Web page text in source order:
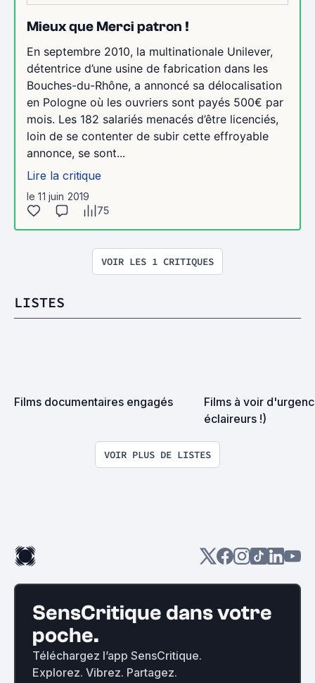
Mieux que Merci patron !
En septembre 2010, la multinationale Unilever,
détentrice d’une usine de fabrication dans les
Bouches-du-Rhône, a annoncé sa délocalisation
en Pologne où les ouvriers sont payés 500€ par
mois. Les 182 salariés menacés d’être licenciés,
loin de se contenter de subir cette effroyable
annonce, se sont...
Lire la critique
le 11 juin 2019
75
VOIR LES 1 CRITIQUES
LISTES
Films documentaires engagés
Films à voir
éclaireurs !)
VOIR PLUS DE LISTES
SensCritique dans votre
poche.
Téléchargez l’app SensCritique.
Explorez. Vibrez. Partagez.